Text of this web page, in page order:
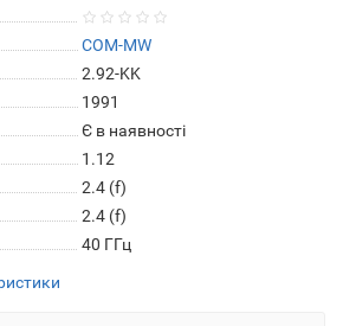
COM-MW
2.92-KK
1991
Є в наявності
1.12
2.4 (f)
2.4 (f)
40 ГГц